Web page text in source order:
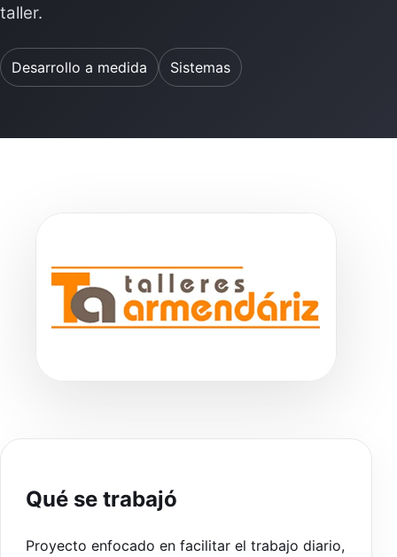
taller.
Desarrollo a medida Sistemas
Qué se trabajó
Proyecto enfocado en facilitar el trabajo diario,